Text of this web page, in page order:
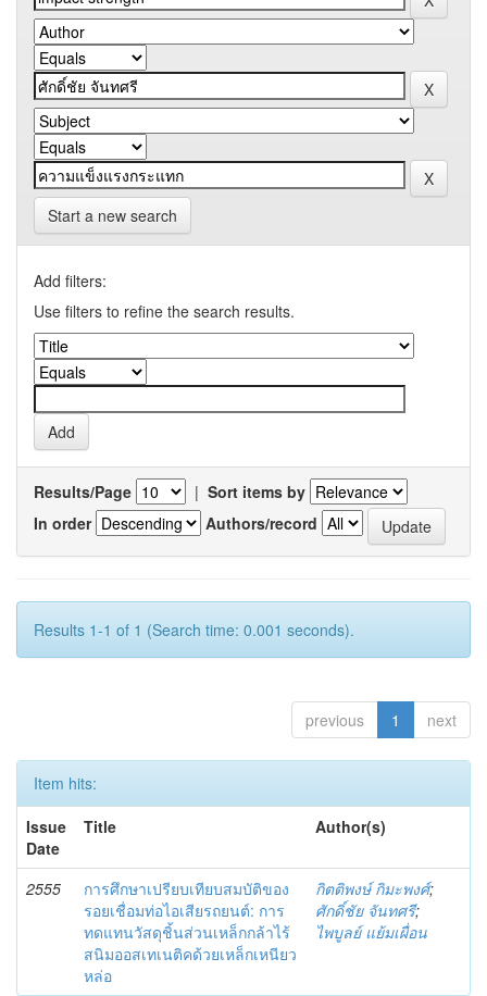
Start a new search
Add filters:
Use filters to refine the search results.
Results/Page | Sort items by
In order
Authors/record
Results 1-1 of 1 (Search time: 0.001 seconds).
previous 1 next
Item hits:
Issue
Date
Title Author(s)
2555
การศึกษาเปรียบเทียบสมบัติของ
รอยเชื่อมท่อไอเสียรถยนต์: การ
ทดแทนวัสดุชิ้นส่วนเหล็กกล้าไร้
สนิมออสเทเนติคด้วยเหล็กเหนียว
หล่อ
กิตติพงษ์ กิมะพงศ์;
ศักดิ์ชัย จันทศรี;
ไพบูลย์ แย้มเผื่อน